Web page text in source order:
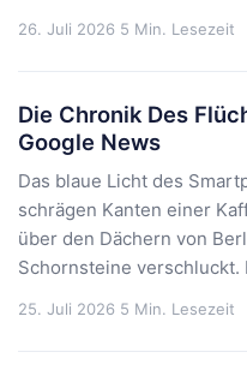
26. Juli 2026 5 Min. Lesezeit
Die Chronik Des
Google News
Das blaue Licht des
schrägen Kanten einer
über den Dächern von
Schornsteine verschluckt.
25. Juli 2026 5 Min. Lesezeit